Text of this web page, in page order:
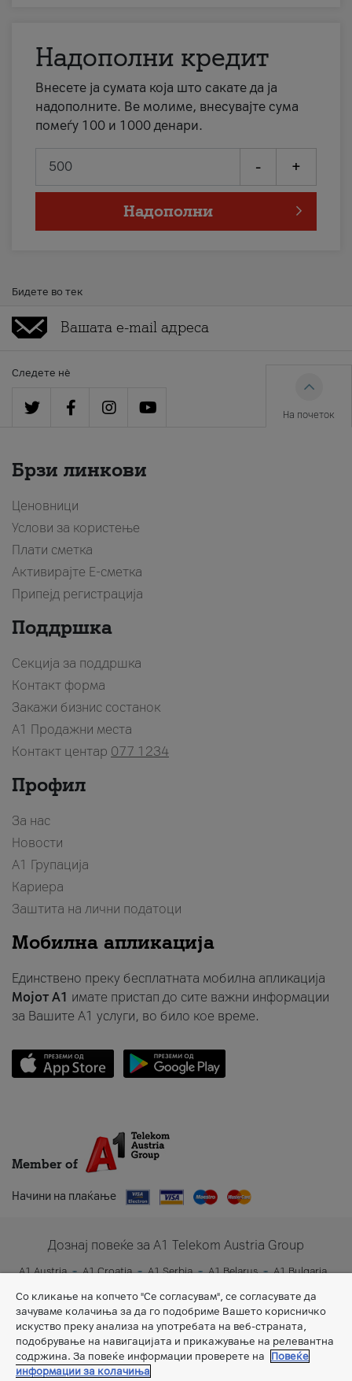
Надополни кредит
Внесете ја сумата која што сакате да ја
надополните. Ве молиме, внесувајте сума
помеѓу 100 и 1000 денари.
- +
Надополни
Бидете во тек
Следете нè
На почеток
Брзи линкови
Ценовници
Услови за користење
Плати сметка
Активирајте Е-сметка
Припејд регистрација
Поддршка
Секција за поддршка
Контакт форма
Закажи бизнис состанок
A1 Продажни места
Контакт центар 077 1234
Профил
За нас
Новости
А1 Групација
Кариера
Заштита на лични податоци
Мобилна апликација
Единствено преку бесплатната мобилна апликација
Мојот A1 имате пристап до сите важни информации
за Вашите A1 услуги, во било кое време.
Member of
Начини на плаќање
Дознај повеќе за A1 Telekom Austria Group
A1 Austria A1 Croatia A1 Serbia A1 Belarus
A1 Bulgaria
A1 Slovenia
A1 Digital
Со кликање на копчето "Се согласувам", се согласувате да
зачуваме колачиња за да го подобриме Вашето корисничко
искуство преку анализа на употребата на веб-страната,
подобрување на навигацијата и прикажување на релевантна
содржина. За повеќе информации проверете на
Повеќе
информации за колачиња